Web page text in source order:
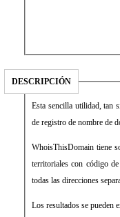
DESCRIPCIÓN
Esta sencilla utilidad, tan
de registro de nombre de
WhoisThisDomain tiene
territoriales con código
todas las direcciones
Los resultados se pueden